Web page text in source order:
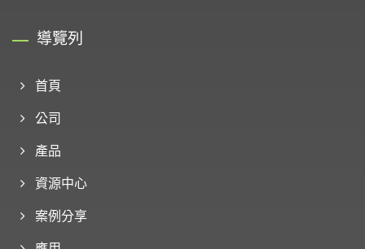
導覽列
首頁
公司
產品
資源中心
案例分享